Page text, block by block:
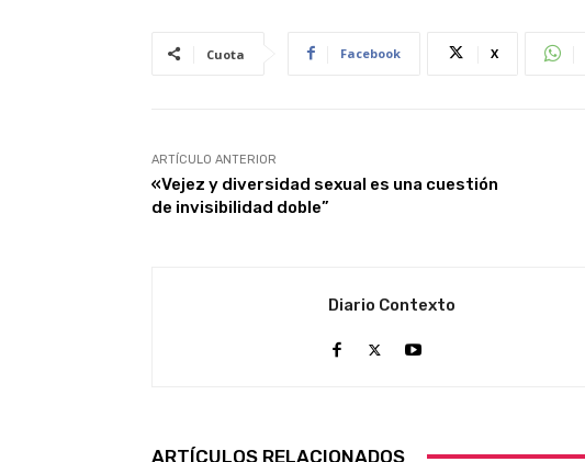
Cuota Facebook X
ARTÍCULO ANTERIOR
«Vejez y diversidad sexual es una cuestión
de invisibilidad doble”
Diario Contexto
ARTÍCULOS RELACIONADOS